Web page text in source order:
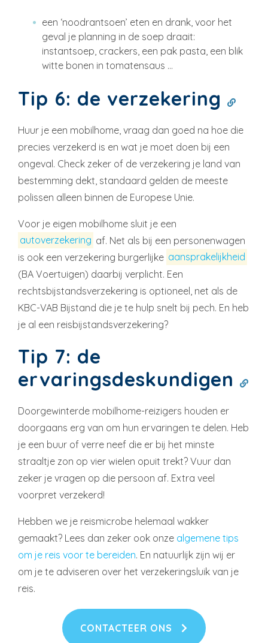
een ‘noodrantsoen’ eten en drank, voor het
geval je planning in de soep draait:
instantsoep, crackers, een pak pasta, een blik
witte bonen in tomatensaus …
Tip 6: de verzekering
Huur je een mobilhome, vraag dan goed na hoe die
precies verzekerd is en wat je moet doen bij een
ongeval. Check zeker of de verzekering je land van
bestemming dekt, standaard gelden de meeste
polissen alleen binnen de Europese Unie.
Voor je eigen mobilhome sluit je een
autoverzekering af. Net als bij een personenwagen
is ook een verzekering burgerlijke aansprakelijkheid
(BA Voertuigen) daarbij verplicht. Een
rechtsbijstandsverzekering is optioneel, net als de
KBC-VAB Bijstand die je te hulp snelt bij pech. En heb
je al een reisbijstandsverzekering?
Tip 7: de
ervaringsdeskundigen
Doorgewinterde mobilhome-reizigers houden er
doorgaans erg van om hun ervaringen te delen. Heb
je een buur of verre neef die er bij het minste
straaltje zon op vier wielen opuit trekt? Vuur dan
zeker je vragen op die persoon af. Extra veel
voorpret verzekerd!
Hebben we je reismicrobe helemaal wakker
gemaakt? Lees dan zeker ook onze algemene tips
om je reis voor te bereiden. En natuurlijk zijn wij er
om je te adviseren over het verzekeringsluik van je
reis.
CONTACTEER ONS